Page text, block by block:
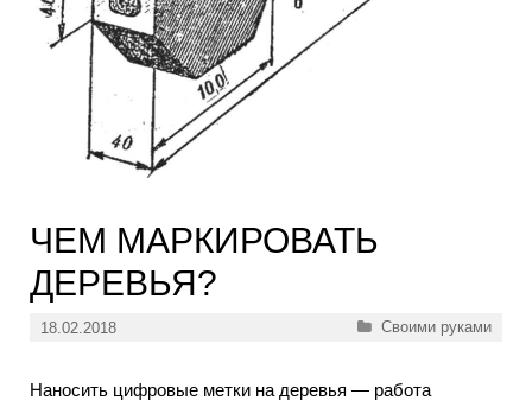
ЧЕМ МАРКИРОВАТЬ
ДЕРЕВЬЯ?
18.02.2018 Рубрики
Своими руками
Наносить цифровые метки на деревья — работа